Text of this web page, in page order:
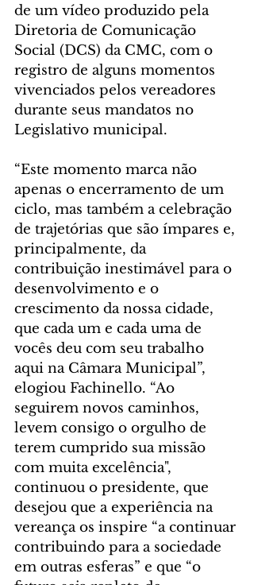
de um vídeo produzido pela
Diretoria de Comunicação
Social (DCS) da CMC, com o
registro de alguns momentos
vivenciados pelos vereadores
durante seus mandatos no
Legislativo municipal.
“Este momento marca não
apenas o encerramento de um
ciclo, mas também a celebração
de trajetórias que são ímpares e,
principalmente, da
contribuição inestimável para o
desenvolvimento e o
crescimento da nossa cidade,
que cada um e cada uma de
vocês deu com seu trabalho
aqui na Câmara Municipal”,
elogiou Fachinello. “Ao
seguirem novos caminhos,
levem consigo o orgulho de
terem cumprido sua missão
com muita excelência",
continuou o presidente, que
desejou que a experiência na
vereança os inspire “a continuar
contribuindo para a sociedade
em outras esferas” e que “o